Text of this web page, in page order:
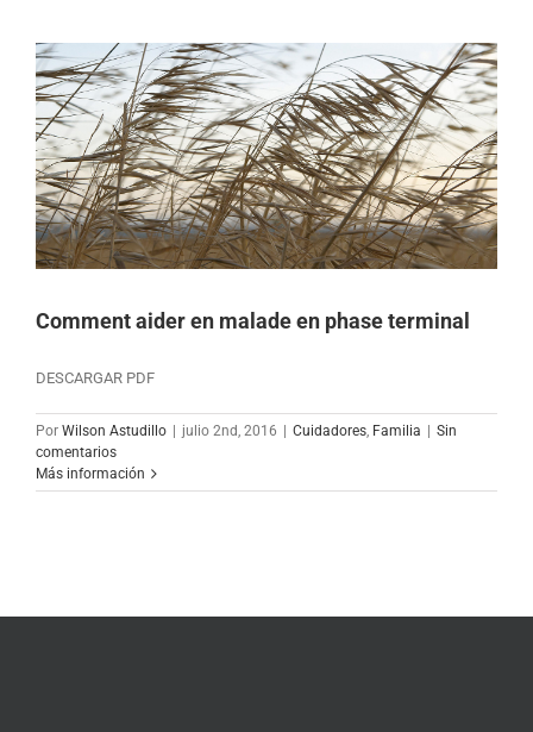
Comment aider en malade en phase terminal
DESCARGAR PDF
Por Wilson Astudillo | julio 2nd, 2016 | Cuidadores Familia | Sin
comentarios
Más información